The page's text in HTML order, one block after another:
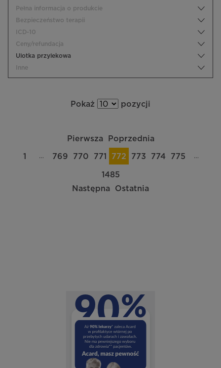
Pełna informacja o produkcie
Bezpieczeństwo terapii
ICD-10
Ceny/refundacja
Ulotka przylekowa
Inne
Pokaż pozycji
Pierwsza Poprzednia
1 … 769 770 771 772 773 774 775 …
1485
Następna
Ostatnia